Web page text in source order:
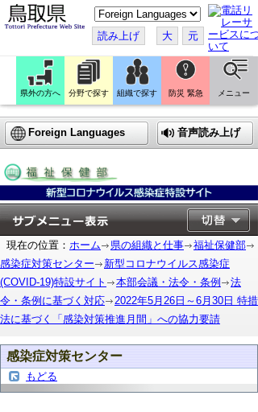
こ
の
ペ
ー
ジ
翻
訳
す
る
読み上げ 大 元
県外の方へ 分野で探す 組織で探す 防災 緊急 メニュー
Foreign Languages 音声読み上げ
現在の位置： ホーム 県の組織と仕事
福祉保健部
感染症対策センター
新型コロナウイルス感染症
(COVID-19)特設サイト
本部会議・法令・条例
法
令・条例に基づく対応
2022年5月26日～6月30日 特措
法に基づく「感染対策推進月間」への協力要請
感染症対策センター
もどる